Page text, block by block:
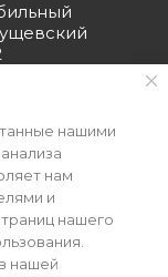
нашими
нам
и
нашего
нашей